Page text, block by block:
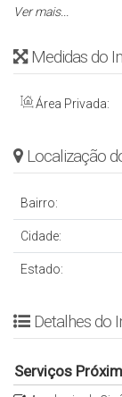
▪️ 2 vagas de
🔐 Tecnologia e
Um imóvel
projeto de vida.
📩 Nos chame e
Ver mais...
Medidas do
Área Privada:
Localização
Bairro:
Cidade:
Estado:
Detalhes do
Serviços